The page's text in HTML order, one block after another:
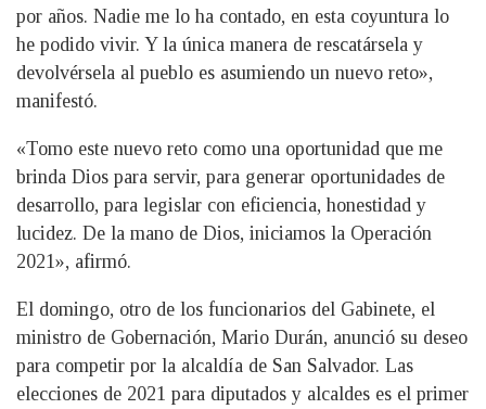
por años. Nadie me lo ha contado, en esta coyuntura lo
he podido vivir. Y la única manera de rescatársela y
devolvérsela al pueblo es asumiendo un nuevo reto»,
manifestó.
«Tomo este nuevo reto como una oportunidad que me
brinda Dios para servir, para generar oportunidades de
desarrollo, para legislar con eficiencia, honestidad y
lucidez. De la mano de Dios, iniciamos la Operación
2021», afirmó.
El domingo, otro de los funcionarios del Gabinete, el
ministro de Gobernación, Mario Durán, anunció su deseo
para competir por la alcaldía de San Salvador. Las
elecciones de 2021 para diputados y alcaldes es el primer